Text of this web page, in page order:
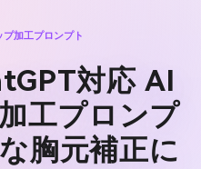
加工プロンプト
対応 AI
工プロンプ
胸元補正に